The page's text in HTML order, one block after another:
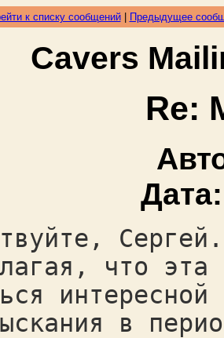
к списку сообщений| Предыдущее
Cavers
Re:
что эта
в